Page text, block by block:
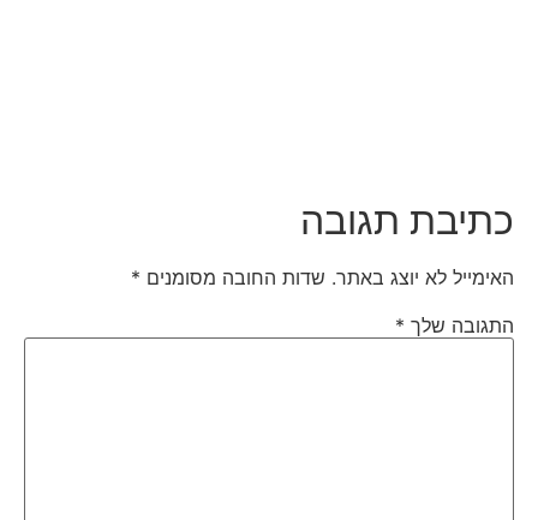
כתיבת תגובה
האימייל לא יוצג באתר. שדות החובה מסומנים*
התגובה שלך*